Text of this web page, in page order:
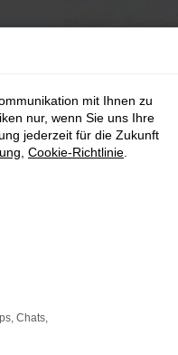
mit Ihnen zu
nur, wenn Sie uns Ihre
jederzeit für die Zukunft
Cookie-Richtlinie
Chats,